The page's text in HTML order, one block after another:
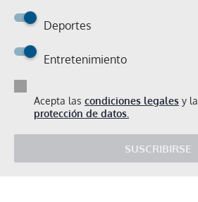
Deportes
Entretenimiento
Acepta las condiciones legales y la
protección de datos.
SUSCRIBIRSE